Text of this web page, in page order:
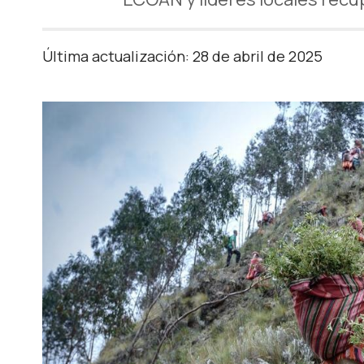
Última actualización: 28 de abril de 2025